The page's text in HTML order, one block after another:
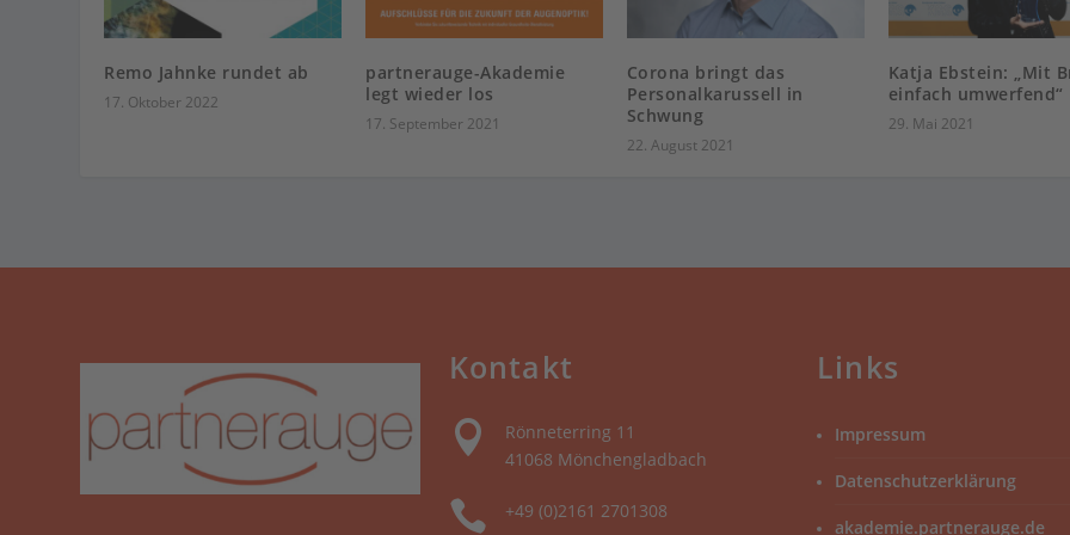
Remo Jahnke rundet ab
17. Oktober 2022
partnerauge-Akademie
legt wieder los
17. September 2021
Corona bringt das
Personalkarussell in
Schwung
22. August 2021
Katja Ebstein: „Mit
einfach umwerfend“
29. Mai 2021
Kontakt

Rönneterring 11
41068 Mönchengladbach
 +49 (0)2161 2701308
Links
Impressum
Datenschutzerklärung
akademie.partnerauge.de